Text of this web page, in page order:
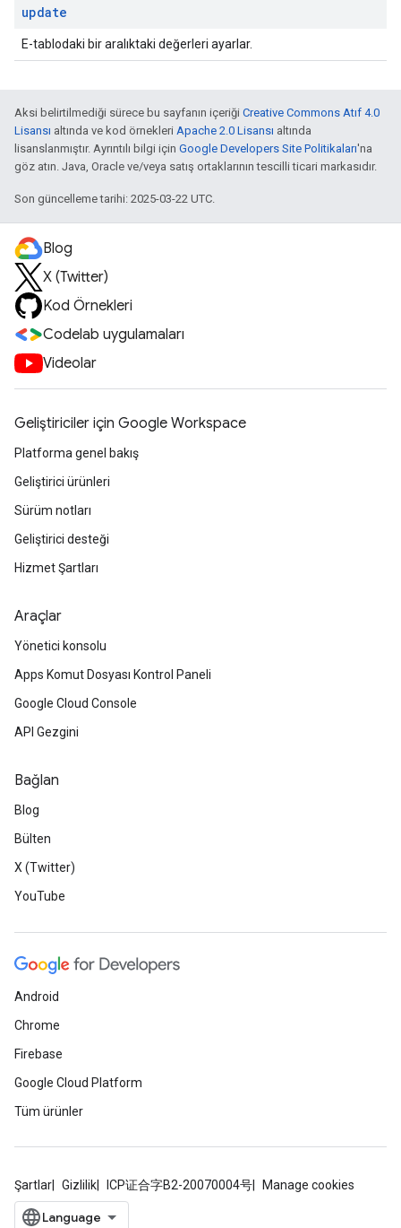
update
E-tablodaki bir aralıktaki değerleri ayarlar.
Aksi belirtilmediği sürece bu sayfanın içeriği Creative Commons Atıf 4.0
Lisansı altında ve kod örnekleri Apache 2.0 Lisansı altında
lisanslanmıştır. Ayrıntılı bilgi için Google Developers Site Politikaları'na
göz atın. Java, Oracle ve/veya satış ortaklarının tescilli ticari markasıdır.
Son güncelleme tarihi: 2025-03-22 UTC.
Blog
X (Twitter)
Kod Örnekleri
Codelab uygulamaları
Videolar
Geliştiriciler için Google Workspace
Platforma genel bakış
Geliştirici ürünleri
Sürüm notları
Geliştirici desteği
Hizmet Şartları
Araçlar
Yönetici konsolu
Apps Komut Dosyası Kontrol Paneli
Google Cloud Console
API Gezgini
Bağlan
Blog
Bülten
X (Twitter)
YouTube
Android
Chrome
Firebase
Google Cloud Platform
Tüm ürünler
Şartlar Gizlilik ICP证合字B2-20070004号 Manage cookies